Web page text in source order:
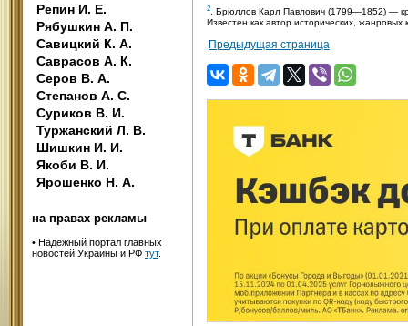
Репин И. Е.
Рябушкин А. П.
Савицкий К. А.
Саврасов А. К.
Серов В. А.
Степанов А. С.
Суриков В. И.
Туржанский Л. В.
Шишкин И. И.
Якоби В. И.
Ярошенко Н. А.
на правах рекламы
• Надёжный портал главных
новостей Украины и РФ тут.
2. Брюллов Карл Павлович (1799—1852) —
Известен как автор исторических,
Предыдущая страница